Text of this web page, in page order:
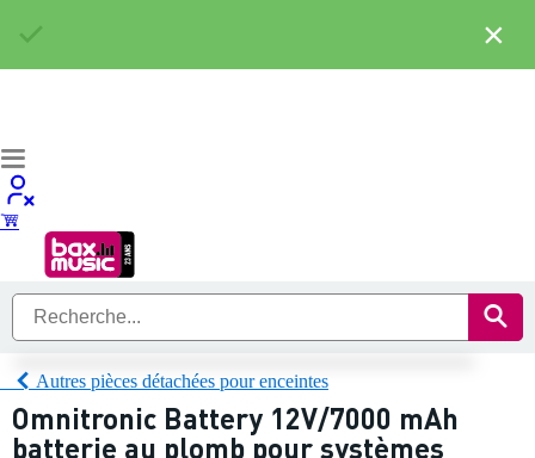
Autres pièces détachées pour enceintes
Omnitronic Battery 12V/7000 mAh
batterie au plomb pour systèmes
×